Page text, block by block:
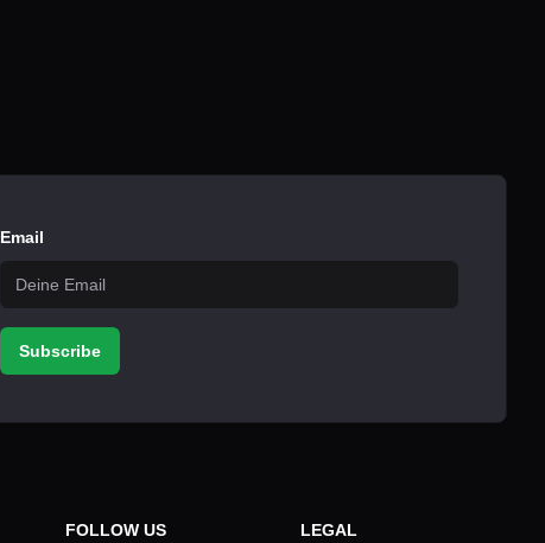
Email
Subscribe
FOLLOW US LEGAL